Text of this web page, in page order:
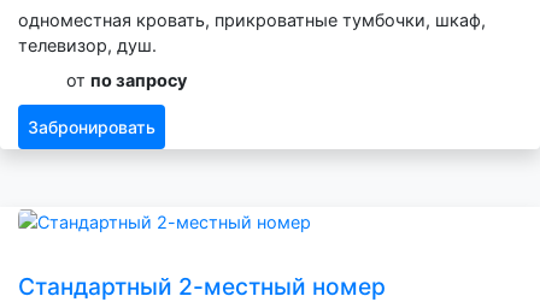
одноместная кровать, прикроватные тумбочки, шкаф,
телевизор, душ.
от по запросу
Забронировать
Стандартный 2-местный номер